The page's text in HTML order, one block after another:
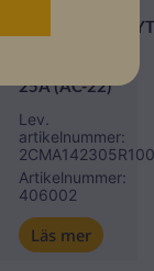
25A (AC-22)
Lev.
artikelnummer:
Artikelnummer:
406002
Läs mer